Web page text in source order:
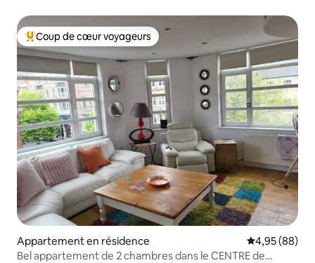
Coups de cœur voyageurs les plus appréciés
Coup de cœur voyageurs
Appartement en résidence Évaluation
4,95 (88)
Bel appartement de 2 chambres dans le CENTRE de